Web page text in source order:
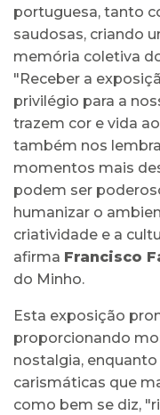
portuguesa, tanto
saudosas, criando
memória coletiva
"Receber a
privilégio para a
trazem cor e vida
também nos
momentos mais
podem ser
humanizar o
criatividade e a
afirma Francisco
do Minho.
Esta exposição
proporcionando
nostalgia,
carismáticas que
como bem se diz,